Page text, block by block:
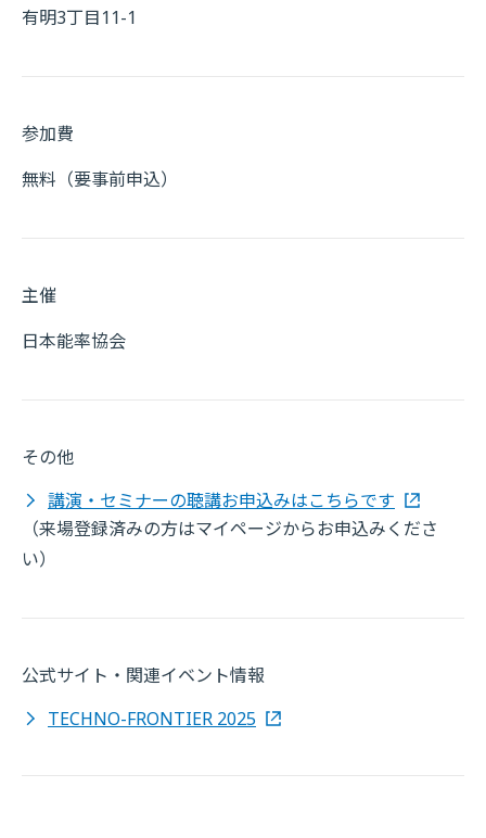
有明3丁目11-1
参加費
無料（要事前申込）
主催
日本能率協会
その他
講演・セミナーの聴講お申込みはこちらです
（来場登録済みの方はマイページからお申込みくださ
い）
公式サイト・関連イベント情報
TECHNO-FRONTIER 2025